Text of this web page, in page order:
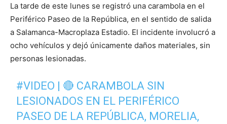
La tarde de este lunes se registró una carambola en el
Periférico Paseo de la República, en el sentido de salida
a Salamanca-Macroplaza Estadio. El incidente involucró a
ocho vehículos y dejó únicamente daños materiales, sin
personas lesionadas.
#VIDEO | 🔴 CARAMBOLA SIN
LESIONADOS EN EL PERIFÉRICO
PASEO DE LA REPÚBLICA, MORELIA,